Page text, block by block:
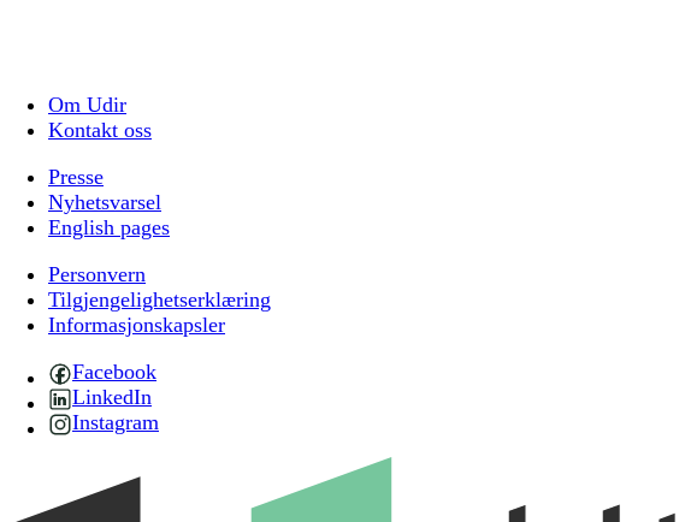
Om Udir
Kontakt oss
Presse
Nyhetsvarsel
English pages
Personvern
Tilgjengelighetserklæring
Informasjonskapsler
Facebook
LinkedIn
Instagram